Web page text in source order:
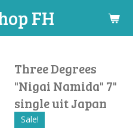
FH
Three Degrees
"Nigai Namida" 7"
single uit Japan
Sale!